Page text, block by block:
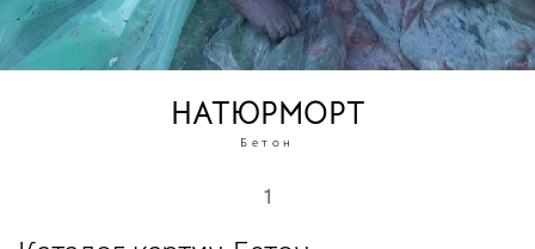
НАТЮРМОРТ
Бетон
1